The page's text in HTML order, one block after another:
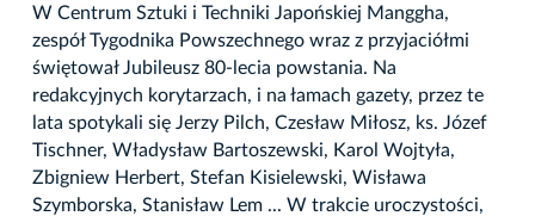
W Centrum Sztuki i Techniki Japońskiej Manggha,
zespół Tygodnika Powszechnego wraz z przyjaciółmi
świętował Jubileusz 80-lecia powstania. Na
redakcyjnych korytarzach, i na łamach gazety, przez te
lata spotykali się Jerzy Pilch, Czesław Miłosz, ks. Józef
Tischner, Władysław Bartoszewski, Karol Wojtyła,
Zbigniew Herbert, Stefan Kisielewski, Wisława
Szymborska, Stanisław Lem ... W trakcie uroczystości,